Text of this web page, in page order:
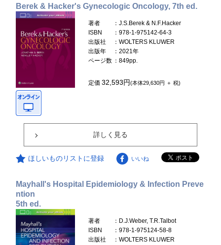
Berek & Hacker's Gynecologic Oncology, 7th ed.
著者
：J.S.Berek & N.F.Hacker
ISBN
：978-1-975142-64-3
出版社
：WOLTERS KLUWER
出版年
：2021年
ページ数 ：849pp.
定価32,593円(本体29,630円 ＋ 税)
詳しく見る
ほしいものリストに登録 いいね
Mayhall's Hospital Epidemiology & Infection Preve
ntion
5th ed.
著者
：D.J.Weber, T.R.Talbot
ISBN
：978-1-975124-58-8
出版社
：WOLTERS KLUWER